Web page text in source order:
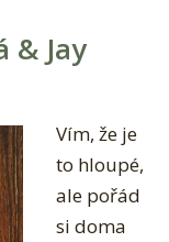
& Jay
Vím, že je
to hloupé,
ale pořád
si doma